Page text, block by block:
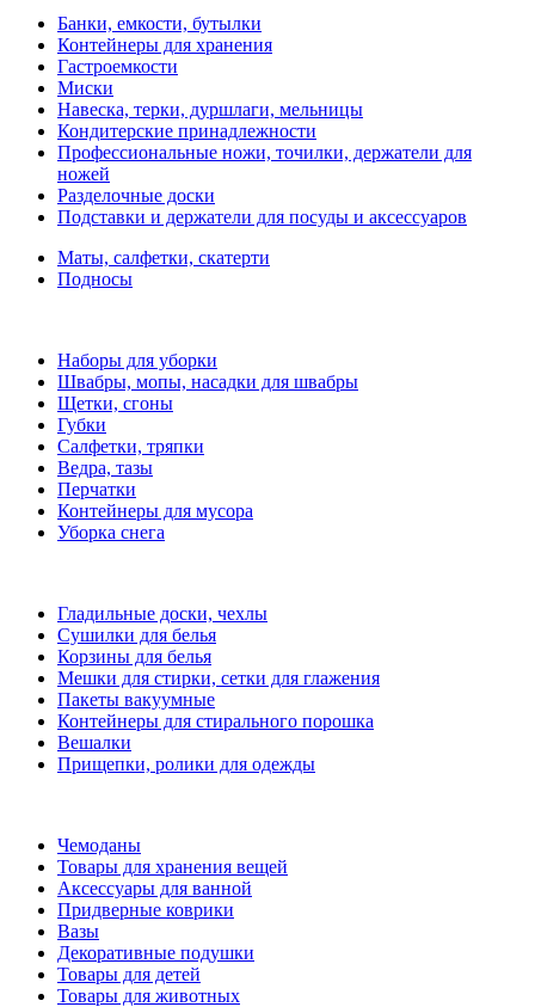
Банки, емкости, бутылки
Контейнеры для хранения
Гастроемкости
Миски
Навеска, терки, дуршлаги, мельницы
Кондитерские принадлежности
Профессиональные ножи, точилки, держатели для
ножей
Разделочные доски
Подставки и держатели для посуды и аксессуаров
Маты, салфетки, скатерти
Подносы
Наборы для уборки
Швабры, мопы, насадки для швабры
Щетки, сгоны
Губки
Салфетки, тряпки
Ведра, тазы
Перчатки
Контейнеры для мусора
Уборка снега
Гладильные доски, чехлы
Сушилки для белья
Корзины для белья
Мешки для стирки, сетки для глажения
Пакеты вакуумные
Контейнеры для стирального порошка
Вешалки
Прищепки, ролики для одежды
Чемоданы
Товары для хранения вещей
Аксессуары для ванной
Придверные коврики
Вазы
Декоративные подушки
Товары для детей
Товары для животных